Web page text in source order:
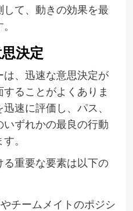
して、動きの効果を最
決定
、迅速な意思決定が
ることがよくありま
速に評価し、パス、
いずれかの最良の行動
。
重要な要素は以下の
チームメイトのポジシ